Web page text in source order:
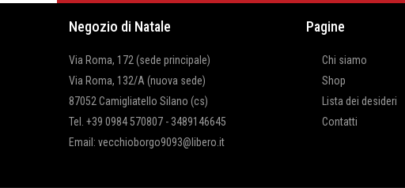
Negozio di Natale
Via Roma, 172 (sede principale)
Via Roma, 132/A (nuova sede)
87052 Camigliatello Silano (cs)
Tel. +39 0984 570807 - 3489146645
Email: vecchioborgo9093@libero.it
Pagine
Chi siamo
Shop
Lista dei desideri
Contatti